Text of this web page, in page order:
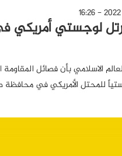
لوجستي أمريكي
الاسلامي بأن فصائل المقاومة
للمحتل الأمريكي في محافظة